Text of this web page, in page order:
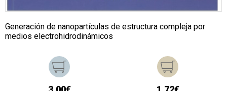
Generación de nanopartículas de estructura compleja por
medios electrohidrodinámicos